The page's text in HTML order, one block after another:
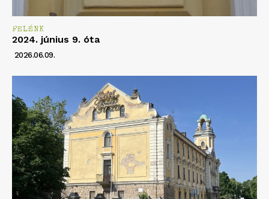
FELÉNK
2024. június 9. óta
2026.06.09.